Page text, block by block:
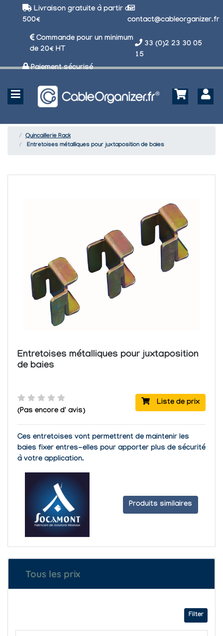
Livraison gratuite à partir de
500€
Commande pour un minimum
de 20€ HT
Paiement sécurisé
contact@cableorganizer.fr
33 (0)2 23 30 05
15
Quincaillerie Rack
Entretoises métalliques pour juxtaposition de baies
Entretoises métalliques pour juxtaposition
de baies
Liste de prix
(Pas encore d' avis)
Ces entretoises vont permettrent de maintenir les
baies fixer entres-elles pour apporter plus de sécurité
à votre application.
Produits similaires
Tous les prix
Filter